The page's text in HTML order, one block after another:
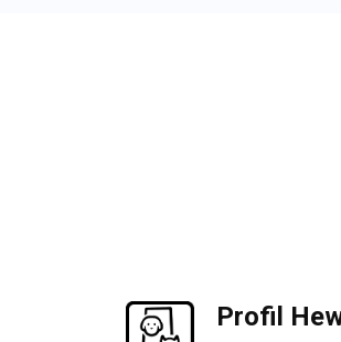
Profil